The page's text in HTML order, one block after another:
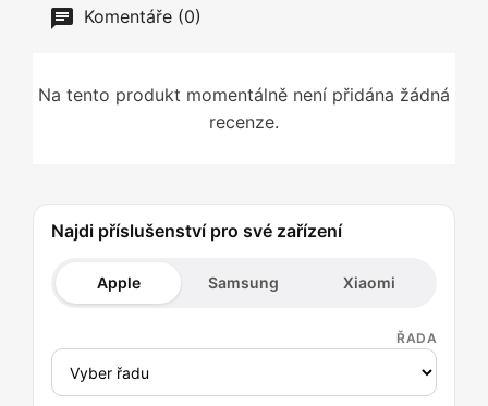
Komentáře (0)
Na tento produkt momentálně není přidána žádná
recenze.
Najdi příslušenství pro své zařízení
Apple Samsung Xiaomi
ŘADA